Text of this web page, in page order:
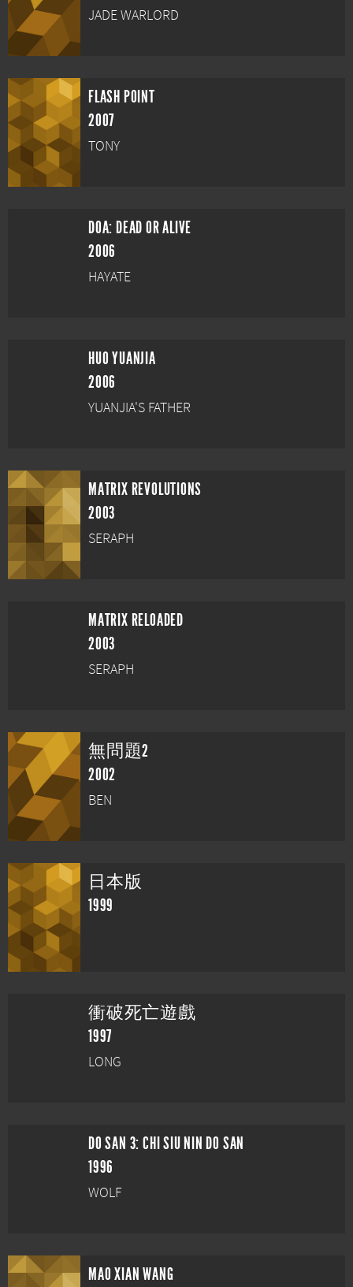
JADE WARLORD
FLASH POINT
2007
TONY
DOA: DEAD OR ALIVE
2006
HAYATE
HUO YUANJIA
2006
YUANJIA'S FATHER
MATRIX REVOLUTIONS
2003
SERAPH
MATRIX RELOADED
2003
SERAPH
無問題2
2002
BEN
日本版
1999
衝破死亡遊戲
1997
LONG
DO SAN 3: CHI SIU NIN DO SAN
1996
WOLF
MAO XIAN WANG